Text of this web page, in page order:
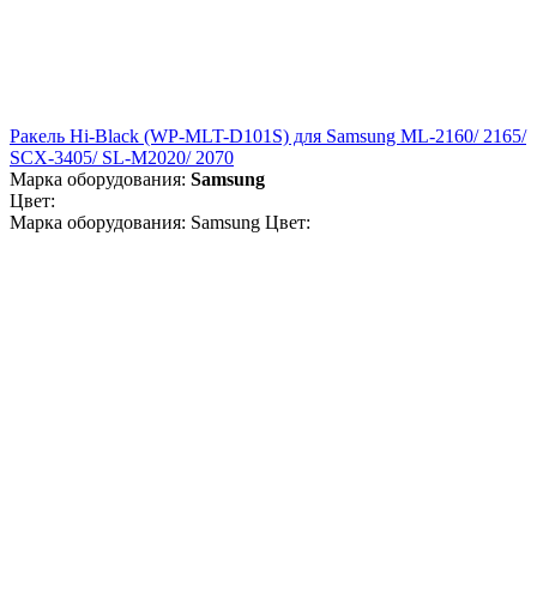
Ракель Hi-Black (WP-MLT-D101S) для Samsung ML-2160/ 2165/
SCX-3405/ SL-M2020/ 2070
Марка оборудования: Samsung
Цвет:
Марка оборудования: Samsung Цвет: